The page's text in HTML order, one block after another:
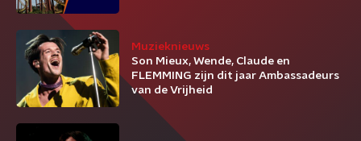
Muzieknieuws
Son Mieux, Wende, Claude en
FLEMMING zijn dit jaar Ambassadeurs
van de Vrijheid